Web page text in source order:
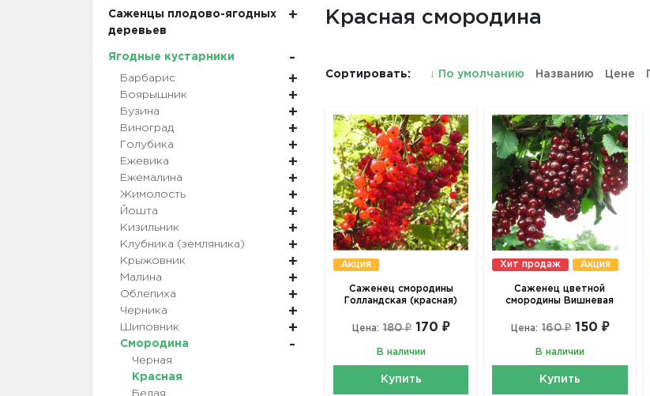
Саженцы плодово-ягодных
деревьев
Ягодные кустарники
Барбарис
Боярышник
Бузина
Виноград
Голубика
Ежевика
Ежемалина
Жимолость
Йошта
Кизильник
Клубника (земляника)
Крыжовник
Малина
Облепиха
Черника
Шиповник
Смородина
Черная
Красная
Белая
Красная смородина
Сортировать: ↓ По умолчанию Названию Цене
Акция
Саженец смородины
Голландская (красная)
Цена: 180 ₽ 170 ₽
В наличии
Купить
Хит продаж Акция
Саженец цветной
смородины Вишневая
Цена: 160 ₽ 150 ₽
В наличии
Купить